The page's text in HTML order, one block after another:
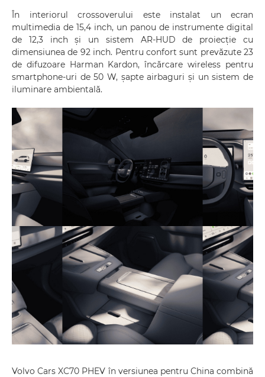
În interiorul crossoverului este instalat un ecran
multimedia de 15,4 inch, un panou de instrumente digital
de 12,3 inch și un sistem AR-HUD de proiecție cu
dimensiunea de 92 inch. Pentru confort sunt prevăzute 23
de difuzoare Harman Kardon, încărcare wireless pentru
smartphone-uri de 50 W, șapte airbaguri și un sistem de
iluminare ambientală.
Volvo Cars XC70 PHEV în versiunea pentru China combină